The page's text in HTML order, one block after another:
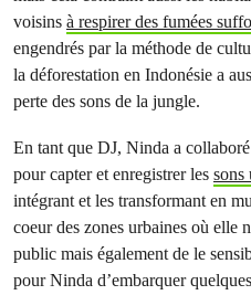
voisins à respirer des fumées
engendrés par la méthode de
la déforestation en Indonésie a
perte des sons de la jungle.
En tant que DJ, Ninda a
pour capter et enregistrer les sons
intégrant et les transformant en
coeur des zones urbaines où elle
public mais également de le
pour Ninda d’embarquer